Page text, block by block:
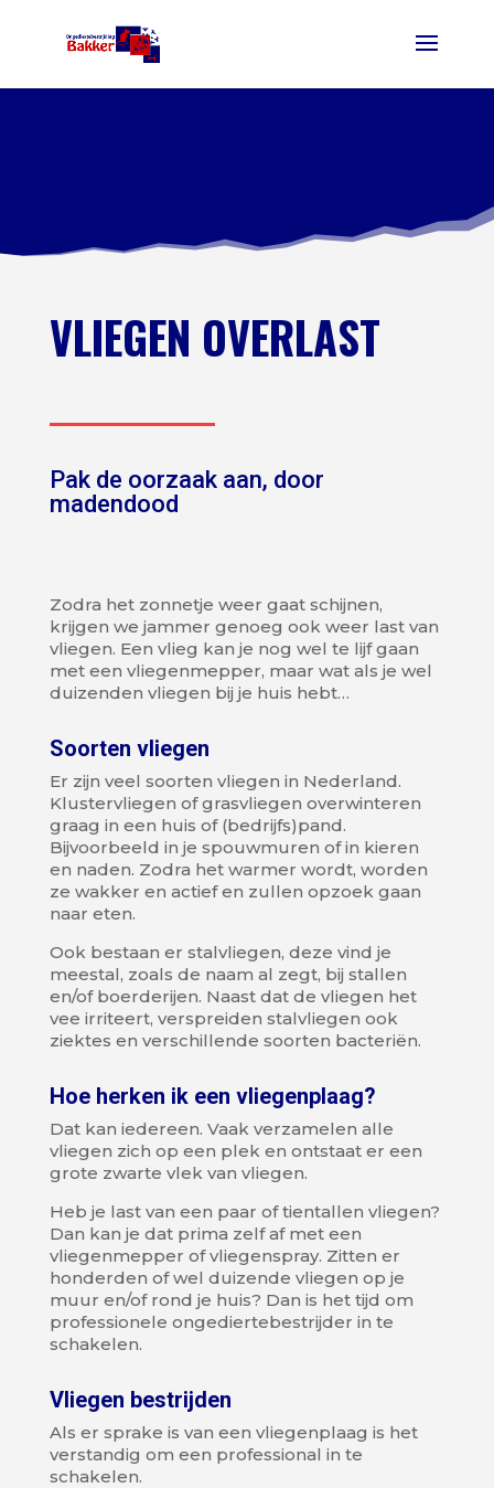
VLIEGEN OVERLAST
Pak de oorzaak aan, door
madendood
Zodra het zonnetje weer gaat schijnen,
krijgen we jammer genoeg ook weer last van
vliegen. Een vlieg kan je nog wel te lijf gaan
met een vliegenmepper, maar wat als je wel
duizenden vliegen bij je huis hebt…
Soorten vliegen
Er zijn veel soorten vliegen in Nederland.
Klustervliegen of grasvliegen overwinteren
graag in een huis of (bedrijfs)pand.
Bijvoorbeeld in je spouwmuren of in kieren
en naden. Zodra het warmer wordt, worden
ze wakker en actief en zullen opzoek gaan
naar eten.
Ook bestaan er stalvliegen, deze vind je
meestal, zoals de naam al zegt, bij stallen
en/of boerderijen. Naast dat de vliegen het
vee irriteert, verspreiden stalvliegen ook
ziektes en verschillende soorten bacteriën.
Hoe herken ik een vliegenplaag?
Dat kan iedereen. Vaak verzamelen alle
vliegen zich op een plek en ontstaat er een
grote zwarte vlek van vliegen.
Heb je last van een paar of tientallen vliegen?
Dan kan je dat prima zelf af met een
vliegenmepper of vliegenspray. Zitten er
honderden of wel duizende vliegen op je
muur en/of rond je huis? Dan is het tijd om
professionele ongediertebestrijder in te
schakelen.
Vliegen bestrijden
Als er sprake is van een vliegenplaag is het
verstandig om een professional in te
schakelen.